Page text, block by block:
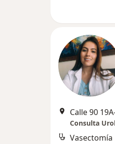
Calle 90
Consulta
Vasectomía